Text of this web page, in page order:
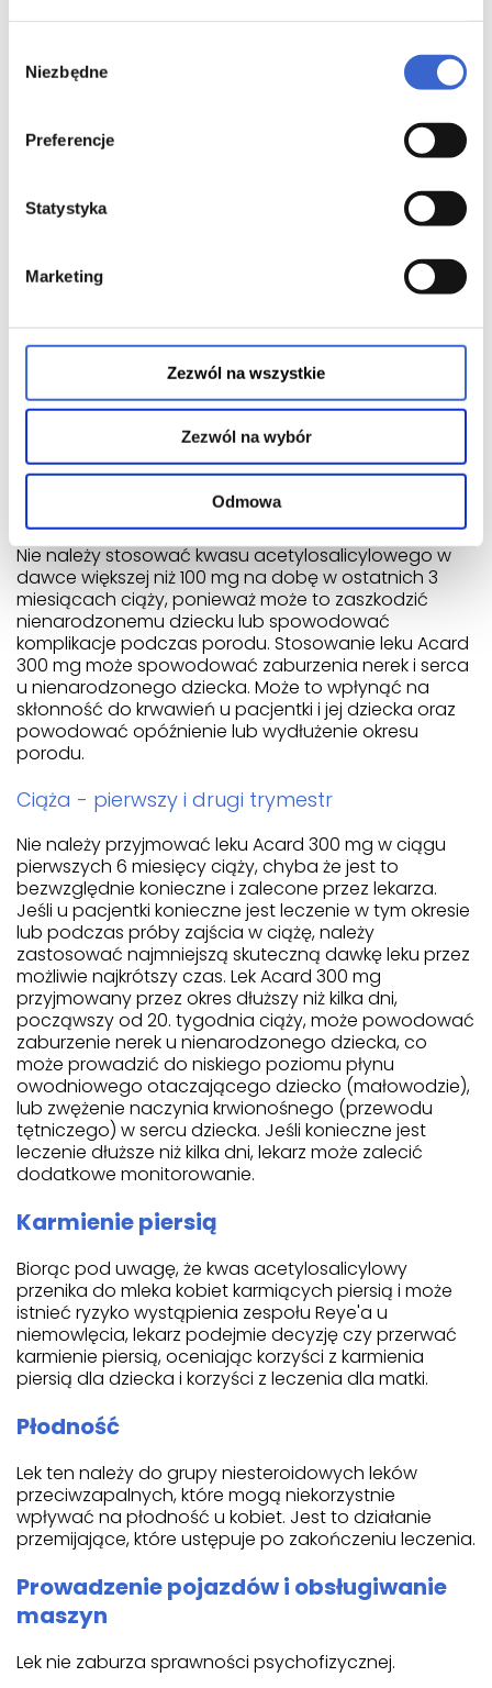
zgody
Niezbędne
Preferencje
Statystyka
Marketing
Zezwól na wszystkie
Zezwól na wybór
Odmowa
mieć dziecko, powinna poradzić się lekarza lub
farmaceuty przed zastosowaniem tego leku.
Blobet ZOK Tabletki o przedłużonym uwalnianiu
ACEBIS Kapsułki twarde (2,5 mg + 2,5 mg) - 30
kaps.
Ciąża
Jeśli pacjentka kontynuuje lub rozpoczyna leczenie
lekiem Acard 300 mg w czasie ciąży zgodnie z
zaleceniami lekarza, powinna stosować lek Acard
300 mg zgodnie z jego zaleceniami i nie przyjmować
większej dawki niż zalecana.
Ciąża - ostatni trymestr
Nie należy stosować kwasu acetylosalicylowego w
dawce większej niż 100 mg na dobę w ostatnich 3
miesiącach ciąży, ponieważ może to zaszkodzić
nienarodzonemu dziecku lub spowodować
komplikacje podczas porodu. Stosowanie leku Acard
300 mg może spowodować zaburzenia nerek i serca
u nienarodzonego dziecka. Może to wpłynąć na
skłonność do krwawień u pacjentki i jej dziecka oraz
powodować opóźnienie lub wydłużenie okresu
porodu.
Ciąża - pierwszy i drugi trymestr
Nie należy przyjmować leku Acard 300 mg w ciągu
pierwszych 6 miesięcy ciąży, chyba że jest to
bezwzględnie konieczne i zalecone przez lekarza.
Jeśli u pacjentki konieczne jest leczenie w tym okresie
lub podczas próby zajścia w ciążę, należy
zastosować najmniejszą skuteczną dawkę leku przez
możliwie najkrótszy czas. Lek Acard 300 mg
przyjmowany przez okres dłuższy niż kilka dni,
począwszy od 20. tygodnia ciąży, może powodować
zaburzenie nerek u nienarodzonego dziecka, co
może prowadzić do niskiego poziomu płynu
owodniowego otaczającego dziecko (małowodzie),
lub zwężenie naczynia krwionośnego (przewodu
tętniczego) w sercu dziecka. Jeśli konieczne jest
leczenie dłuższe niż kilka dni, lekarz może zalecić
dodatkowe monitorowanie.
Karmienie piersią
Biorąc pod uwagę, że kwas acetylosalicylowy
przenika do mleka kobiet karmiących piersią i może
istnieć ryzyko wystąpienia zespołu Reye'a u
niemowlęcia, lekarz podejmie decyzję czy przerwać
karmienie piersią, oceniając korzyści z karmienia
piersią dla dziecka i korzyści z leczenia dla matki.
Płodność
Lek ten należy do grupy niesteroidowych leków
przeciwzapalnych, które mogą niekorzystnie
wpływać na płodność u kobiet. Jest to działanie
przemijające, które ustępuje po zakończeniu leczenia.
Prowadzenie pojazdów i obsługiwanie
maszyn
Lek nie zaburza sprawności psychofizycznej.